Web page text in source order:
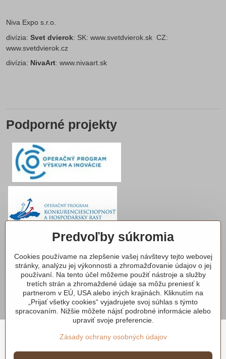
Niva Expo s.r.o.
divízia: Svet dvierok: SK: www.svetdvierok.sk CZ:
www.svetdvierok.cz
divízia: NivaArt: www.nivaart.sk
Podporné projekty
©2026Copyright
Predvoľby súkromiaZásady ochrany osobných údajov
Vytvorené pomocou:BiznisWeb.sk
Predvoľby súkromia
Cookies používame na zlepšenie vašej návštevy tejto webovej
stránky, analýzu jej výkonnosti a zhromažďovanie údajov o jej
používaní. Na tento účel môžeme použiť nástroje a služby
tretích strán a zhromaždené údaje sa môžu preniesť k
partnerom v EÚ, USA alebo iných krajinách. Kliknutím na
„Prijať všetky cookies“ vyjadrujete svoj súhlas s týmto
spracovaním. Nižšie môžete nájsť podrobné informácie alebo
upraviť svoje preferencie.
Zásady ochrany osobných údajov